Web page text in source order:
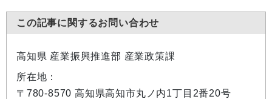
この記事に関するお問い合わせ
高知県 産業振興推進部 産業政策課
所在地：
〒780-8570 高知県高知市丸ノ内1丁目2番20号